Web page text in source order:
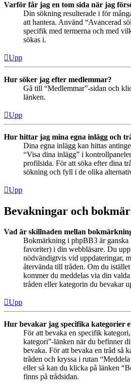
Varför får jag en tom sida när jag
Din sökning resulterade i för
att hantera. Använd “Avancerad
specifik med termerna och med
sökas i.
Upp
Hur söker jag efter medlemmar?
Gå till “Medlemmar”-sidan och
länken.
Upp
Hur hittar jag mina egna inlägg och
Dina egna inlägg kan hittas
“Visa dina inlägg” i
profilsida. För att söka efter dina
sökning och fyll i de olika
Upp
Bevakningar och
Vad är skillnaden mellan
Bokmärkning i phpBB3 är
favoriter) i din webbläsare. Du
nödvändigtvis vid uppdateringar,
återvända till tråden. Om du
kommer du meddelas via din
tråden eller kategorin du bevakar
Upp
Hur bevakar jag specifika kategorier
För att bevaka en specifik
kategori”-länken när du befinner
bevaka. För att bevaka en tråd så
tråden och kryssa i rutan
eller så kan du klicka på länken
finns på trådsidan.